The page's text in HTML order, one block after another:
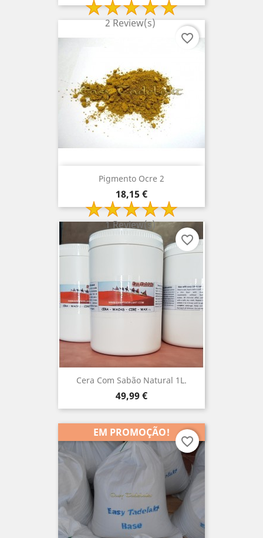
2 Review(s)
Pigmento Ocre 2
Preço
18,15 €
1 Review(s)
favorite_border
Cera Com Sabão Natural 1L.
Preço
49,99 €
favorite_border
EM PROMOÇÃO!
favorite_border